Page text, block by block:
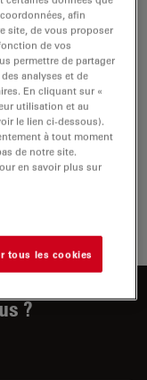
encore plus
précieuses,
puis
?
afin
site, de vous proposer
de vos
permettre de partager
analyses et de
En cliquant sur «
utilisation et au
le lien ci-dessous).
à tout moment
de notre site.
en savoir plus sur
tous les cookies